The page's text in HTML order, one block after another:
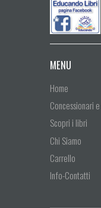
MENU
Home
Concessionari
Scopri i libri
Chi Siamo
Carrello
Info-Contatti